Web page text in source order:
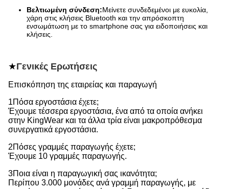
Βελτιωμένη σύνδεση:Μείνετε συνδεδεμένοι με ευκολία,
χάρη στις κλήσεις Bluetooth και την απρόσκοπτη
ενσωμάτωση με το smartphone σας για ειδοποιήσεις και
κλήσεις.
★Γενικές Ερωτήσεις
Επισκόπηση της εταιρείας και παραγωγή
1Πόσα εργοστάσια έχετε;
Έχουμε τέσσερα εργοστάσια, ένα από τα οποία ανήκει
στην KingWear και τα άλλα τρία είναι μακροπρόθεσμα
συνεργατικά εργοστάσια.
2Πόσες γραμμές παραγωγής έχετε;
Έχουμε 10 γραμμές παραγωγής.
3Ποια είναι η παραγωγική σας ικανότητα;
Περίπου 3.000 μονάδες ανά γραμμή παραγωγής, με